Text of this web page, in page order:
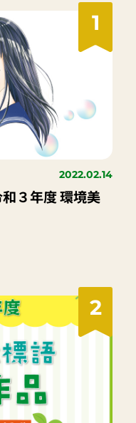
1
2022.02.14
３年度 環境美
2